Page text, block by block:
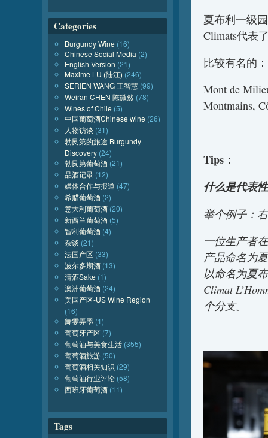
夏布利一级
Climats代表
比较有名的：
Mont de
Montmains,
Tips：
什么是代表
举个例子：
一位生产者
产品命名为
以命名为夏
Climat
个分支。
Categories
Burgundy Wine (16)
Chinese Social Media (2)
English Version (21)
Maxime LU (陆江) (246)
SERIEN WANG 王智慧 (99)
Weiran CHEN 陈微然 (78)
Wines of Chile (5)
中国葡萄酒Chinese wine (26)
人物访谈 (31)
勃艮第的旅途 Burgundy
Discovery (24)
勃艮第葡萄酒 (21)
品酒记录 (12)
媒体合作与报道 (47)
希腊葡萄酒 (2)
意大利葡萄酒 (20)
新西兰葡萄酒 (5)
智利葡萄酒 (4)
杂谈 (21)
法国产区 (33)
波尔多期酒 (13)
清酒Sake (1)
澳洲葡萄酒 (24)
美国产区-US Wine Region
(16)
舞雯弄墨 (1)
葡萄牙产区 (7)
葡萄酒与美食生活 (355)
葡萄酒旅游 (50)
葡萄酒相关知识 (29)
葡萄酒行业评论 (58)
西班牙葡萄酒 (11)
Tags